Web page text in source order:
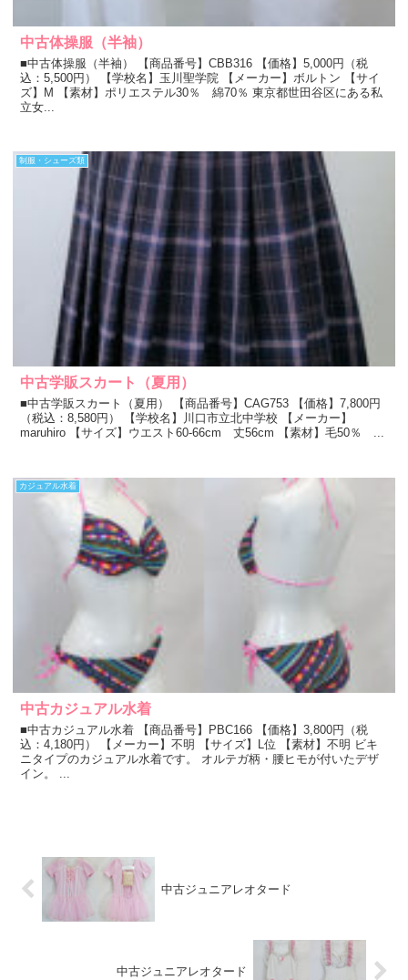
中古体操服（半袖）
■中古体操服（半袖） 【商品番号】CBB316 【価格】5,000円（税
込：5,500円） 【学校名】玉川聖学院 【メーカー】ボルトン 【サイ
ズ】M 【素材】ポリエステル30％ 綿70％ 東京都世田谷区にある私
立女...
制服・シューズ類
中古学販スカート（夏用）
■中古学販スカート（夏用） 【商品番号】CAG753 【価格】7,800円
（税込：8,580円） 【学校名】川口市立北中学校 【メーカー】
maruhiro 【サイズ】ウエスト60-66cm 丈56cm 【素材】毛50％ ...
カジュアル水着
中古カジュアル水着
■中古カジュアル水着 【商品番号】PBC166 【価格】3,800円（税
込：4,180円） 【メーカー】不明 【サイズ】L位 【素材】不明 ビキ
ニタイプのカジュアル水着です。 オルテガ柄・腰ヒモが付いたデザ
イン。 ...
中古ジュニアレオタード
中古ジュニアレオタード